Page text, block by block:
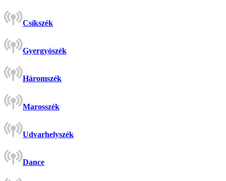
Csíkszék
Gyergyószék
Háromszék
Marosszék
Udvarhelyszék
Dance